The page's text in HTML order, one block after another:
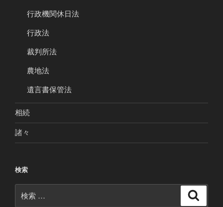
行政機関休日法
行政法
裁判所法
農地法
遺言書保管法
相続
諸々
検索
索: